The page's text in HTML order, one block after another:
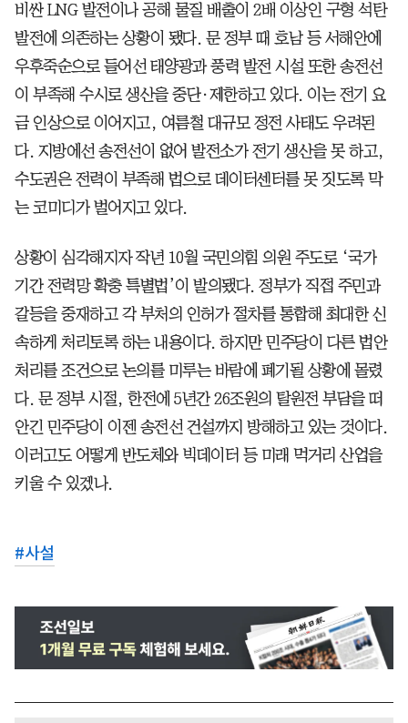
비싼 LNG 발전이나 공해 물질 배출이 2배 이상인 구형 석탄
발전에 의존하는 상황이 됐다. 문 정부 때 호남 등 서해안에
우후죽순으로 들어선 태양광과 풍력 발전 시설 또한 송전선
이 부족해 수시로 생산을 중단·제한하고 있다. 이는 전기 요
금 인상으로 이어지고, 여름철 대규모 정전 사태도 우려된
다. 지방에선 송전선이 없어 발전소가 전기 생산을 못 하고,
수도권은 전력이 부족해 법으로 데이터센터를 못 짓도록 막
는 코미디가 벌어지고 있다.
상황이 심각해지자 작년 10월 국민의힘 의원 주도로 ‘국가
기간 전력망 확충 특별법’이 발의됐다. 정부가 직접 주민과
갈등을 중재하고 각 부처의 인허가 절차를 통합해 최대한 신
속하게 처리토록 하는 내용이다. 하지만 민주당이 다른 법안
처리를 조건으로 논의를 미루는 바람에 폐기될 상황에 몰렸
다. 문 정부 시절, 한전에 5년간 26조원의 탈원전 부담을 떠
안긴 민주당이 이젠 송전선 건설까지 방해하고 있는 것이다.
이러고도 어떻게 반도체와 빅데이터 등 미래 먹거리 산업을
키울 수 있겠나.
#사설